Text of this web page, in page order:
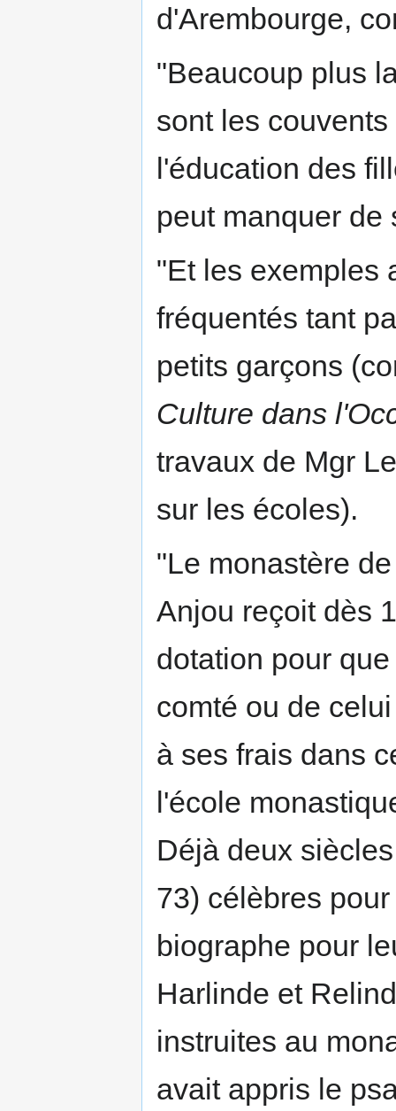
d'Arembourge,
"Beaucoup plus
sont les
l'éducation des
peut manquer de
"Et les exemples
fréquentés tant
petits garçons
Culture dans
travaux de Mgr
sur les écoles).
"Le monastère
Anjou reçoit dès
dotation pour
comté ou de
à ses frais dans
l'école
Déjà deux
73) célèbres
biographe pour
Harlinde et
instruites au
avait appris le